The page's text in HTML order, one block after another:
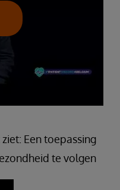
Een toepassing
te volgen